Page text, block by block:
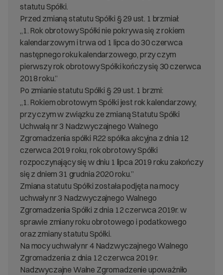
statutu Spółki.
Przed zmianą statutu Spółki § 29 ust. 1 brzmiał:
„1. Rok obrotowy Spółki nie pokrywa się z rokiem
kalendarzowym i trwa od 1 lipca do 30 czerwca
następnego roku kalendarzowego, przy czym
pierwszy rok obrotowy Spółki kończy się 30 czerwca
2018 roku.”
Po zmianie statutu Spółki § 29 ust. 1 brzmi:
„1. Rokiem obrotowym Spółki jest rok kalendarzowy,
przy czym w związku ze zmianą Statutu Spółki
Uchwałą nr 3 Nadzwyczajnego Walnego
Zgromadzenia spółki R22 spółka akcyjna z dnia 12
czerwca 2019 roku, rok obrotowy Spółki
rozpoczynający się w dniu 1 lipca 2019 roku zakończy
się z dniem 31 grudnia 2020 roku.”
Zmiana statutu Spółki została podjęta na mocy
uchwały nr 3 Nadzwyczajnego Walnego
Zgromadzenia Spółki z dnia 12 czerwca 2019r. w
sprawie zmiany roku obrotowego i podatkowego
oraz zmiany statutu Spółki.
Na mocy uchwały nr 4 Nadzwyczajnego Walnego
Zgromadzenia z dnia 12 czerwca 2019 r.
Nadzwyczajne Walne Zgromadzenie upoważniło